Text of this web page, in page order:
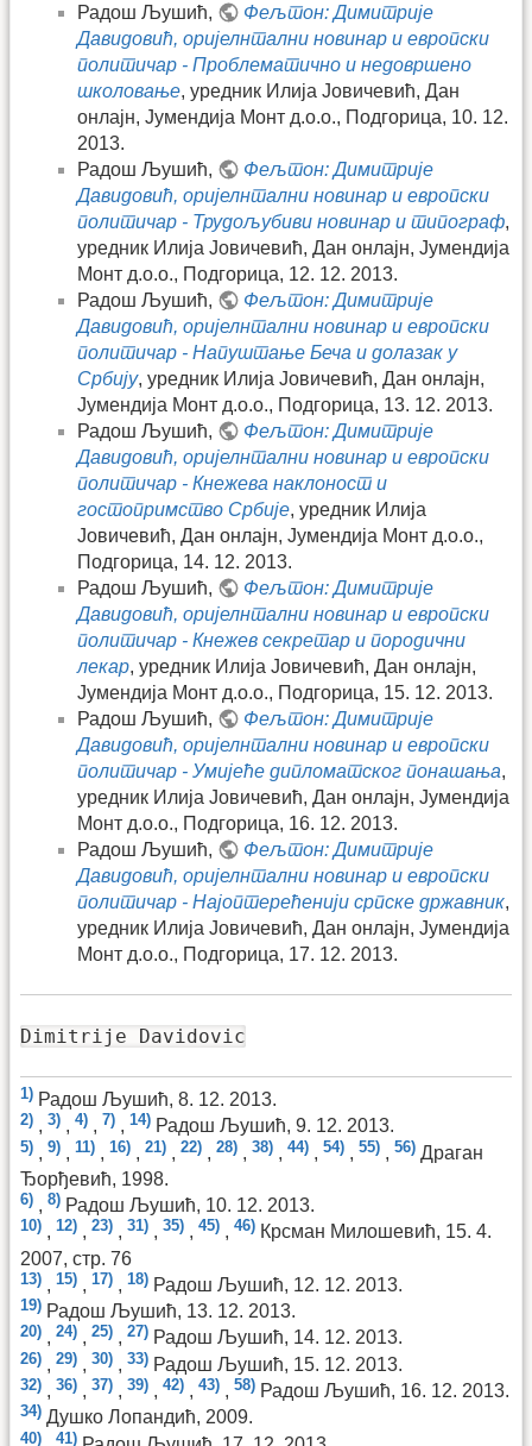
Радош Љушић,
Фељтон: Димитрије
Давидовић, оријелнтални новинар и европски
политичар - Проблематично и недовршено
школовање, уредник Илија Јовичевић, Дан
онлајн, Јумендија Монт д.о.о., Подгорица, 10. 12.
2013.
Радош Љушић,
Фељтон: Димитрије
Давидовић, оријелнтални новинар и европски
политичар - Трудољубиви новинар и типограф,
уредник Илија Јовичевић, Дан онлајн, Јумендија
Монт д.о.о., Подгорица, 12. 12. 2013.
Радош Љушић,
Фељтон: Димитрије
Давидовић, оријелнтални новинар и европски
политичар - Напуштање Беча и долазак у
Србију, уредник Илија Јовичевић, Дан онлајн,
Јумендија Монт д.о.о., Подгорица, 13. 12. 2013.
Радош Љушић,
Фељтон: Димитрије
Давидовић, оријелнтални новинар и европски
политичар - Кнежева наклоност и
гостопримство Србије, уредник Илија
Јовичевић, Дан онлајн, Јумендија Монт д.о.о.,
Подгорица, 14. 12. 2013.
Радош Љушић,
Фељтон: Димитрије
Давидовић, оријелнтални новинар и европски
политичар - Кнежев секретар и породични
лекар, уредник Илија Јовичевић, Дан онлајн,
Јумендија Монт д.о.о., Подгорица, 15. 12. 2013.
Радош Љушић,
Фељтон: Димитрије
Давидовић, оријелнтални новинар и европски
политичар - Умијеће дипломатског понашања,
уредник Илија Јовичевић, Дан онлајн, Јумендија
Монт д.о.о., Подгорица, 16. 12. 2013.
Радош Љушић,
Фељтон: Димитрије
Давидовић, оријелнтални новинар и европски
политичар - Најоптерећенији српске државник,
уредник Илија Јовичевић, Дан онлајн, Јумендија
Монт д.о.о., Подгорица, 17. 12. 2013.
Dimitrije Davidovic
1) Радош Љушић, 8. 12. 2013.
2) , 3) , 4) , 7) , 14) Радош Љушић, 9. 12. 2013.
5) , 9) , 11) , 16) , 21) , 22) , 28) , 38) , 44) , 54) , 55) , 56) Драган
Ђорђевић, 1998.
6) , 8) Радош Љушић, 10. 12. 2013.
10) , 12) , 23) , 31) , 35) , 45) , 46) Крсман Милошевић, 15. 4.
2007, стр. 76
13) , 15) , 17) , 18) Радош Љушић, 12. 12. 2013.
19) Радош Љушић, 13. 12. 2013.
20) , 24) , 25) , 27) Радош Љушић, 14. 12. 2013.
26) , 29) , 30) , 33) Радош Љушић, 15. 12. 2013.
32) , 36) , 37) , 39) , 42) , 43) , 58) Радош Љушић, 16. 12. 2013.
34) Душко Лопандић, 2009.
40) 41)